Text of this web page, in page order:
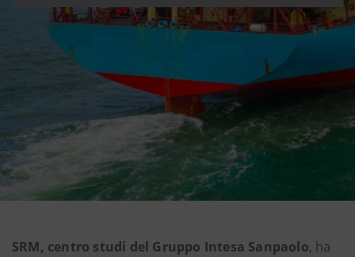
SRM, centro studi del Gruppo Intesa Sanpaolo, ha